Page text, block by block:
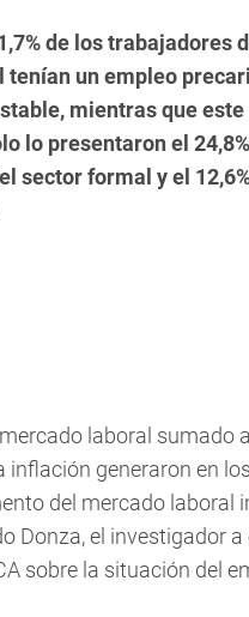
de los trabajadores
un empleo
mientras que
lo presentaron el
sector formal y el
laboral sumado
inflación generaron en
del mercado laboral
Donza, el investigador a
sobre la situación del